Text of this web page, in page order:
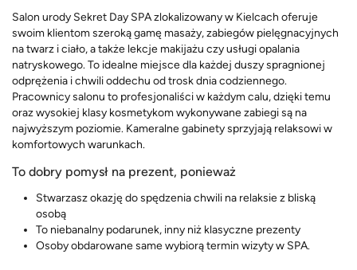
Salon urody Sekret Day SPA zlokalizowany w Kielcach oferuje
swoim klientom szeroką gamę masaży, zabiegów pielęgnacyjnych
na twarz i ciało, a także lekcje makijażu czy usługi opalania
natryskowego. To idealne miejsce dla każdej duszy spragnionej
odprężenia i chwili oddechu od trosk dnia codziennego.
Pracownicy salonu to profesjonaliści w każdym calu, dzięki temu
oraz wysokiej klasy kosmetykom wykonywane zabiegi są na
najwyższym poziomie. Kameralne gabinety sprzyjają relaksowi w
komfortowych warunkach.
To dobry pomysł na prezent, ponieważ
Stwarzasz okazję do spędzenia chwili na relaksie z bliską
osobą
To niebanalny podarunek, inny niż klasyczne prezenty
Osoby obdarowane same wybiorą termin wizyty w SPA.